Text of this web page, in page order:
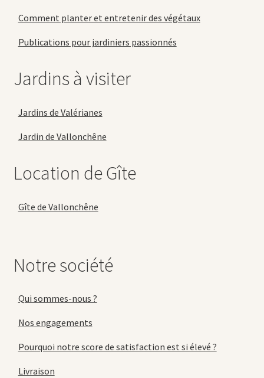
Comment planter et entretenir des végétaux
Publications pour jardiniers passionnés
Jardins à visiter
Jardins de Valérianes
Jardin de Vallonchêne
Location de Gîte
Gîte de Vallonchêne
Notre société
Qui sommes-nous ?
Nos engagements
Pourquoi notre score de satisfaction est si élevé ?
Livraison